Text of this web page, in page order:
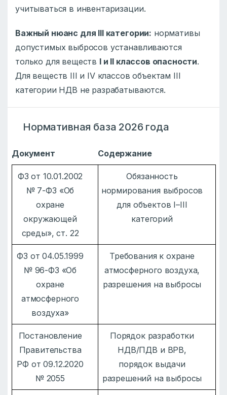
учитываться в инвентаризации.
Важный нюанс для III категории: нормативы
допустимых выбросов устанавливаются
только для веществ I и II классов опасности.
Для веществ III и IV классов объектам III
категории НДВ не разрабатываются.
Нормативная база 2026 года
Документ Содержание
ФЗ от 10.01.2002
№ 7-ФЗ «Об
охране
окружающей
среды», ст. 22
Обязанность
нормирования выбросов
для объектов I–III
категорий
ФЗ от 04.05.1999
№ 96-ФЗ «Об
охране
атмосферного
воздуха»
Требования к охране
атмосферного воздуха,
разрешения на выбросы
Постановление
Правительства
РФ от 09.12.2020
№ 2055
Порядок разработки
НДВ/ПДВ и ВРВ,
порядок выдачи
разрешений на выбросы